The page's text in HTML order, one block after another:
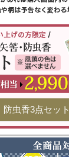
防虫香3点セット